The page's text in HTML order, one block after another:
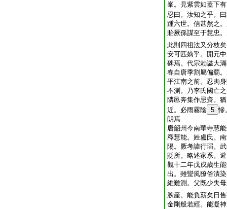
峯。見紫雲如蓋下
忍曰。汝知之乎。
踵六世。信甚然之
貽厥孫謀至于慧忠
此則四祖法又分枝
安可匹嫡乎。開元
碑焉。代宗勅謚大
春自唐季割屬偏覇
平江南之前。忍肉
不測。乃李氏國亡
隣邑奔集作忌齋。
近。必雨霧陰 5 慘
朗焉
唐韶州今南華寺慧
釋慧能。姓盧氏。
陽。厥考諱行瑫。
貶所。略述家系。
觀十二年戊戌歳生
出。雖蠻風獠俗漬
維難測。父既少失
腴産。能負薪矣日
金剛般若經。能凝